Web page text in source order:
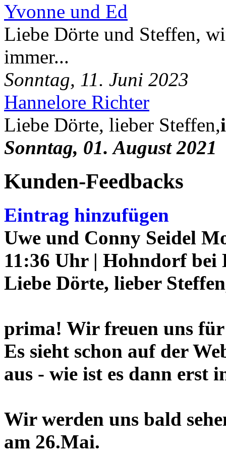
Yvonne und Ed
Liebe Dörte und Steffen,
immer...
Sonntag, 11. Juni 2023
Hannelore Richter
Liebe Dörte, lieber Steffen,
Sonntag, 01. August 2021
Kunden-Feedbacks
Eintrag hinzufügen
Uwe und Conny Seidel
11:36 Uhr | Hohndorf bei
Liebe Dörte, lieber
prima! Wir freuen uns für
Es sieht schon auf der
aus - wie ist es dann erst
Wir werden uns bald
am 26.Mai.